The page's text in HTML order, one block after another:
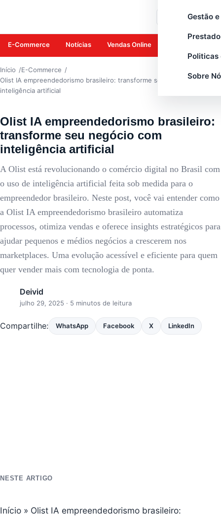
Gestão
Politicas
Sobre
E-Commerce Notícias Vendas Online
Início
E-Commerce
Olist IA empreendedorismo brasileiro: transforme seu negócio com
inteligência artificial
Olist IA empreendedorismo brasileiro:
transforme seu negócio com
inteligência artificial
A Olist está revolucionando o comércio digital no Brasil com
o uso de inteligência artificial feita sob medida para o
empreendedor brasileiro. Neste post, você vai entender como
a Olist IA empreendedorismo brasileiro automatiza
processos, otimiza vendas e oferece insights estratégicos para
ajudar pequenos e médios negócios a crescerem nos
marketplaces. Uma evolução acessível e eficiente para quem
quer vender mais com tecnologia de ponta.
Deivid
julho 29, 2025 · 5 minutos de leitura
Compartilhe: WhatsApp Facebook X LinkedIn
NESTE ARTIGO
Início » Olist IA empreendedorismo brasileiro: